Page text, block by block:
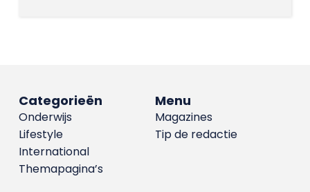
Menu
Magazines
Tip de redactie
Categorieën
Onderwijs
Lifestyle
International
Themapagina’s